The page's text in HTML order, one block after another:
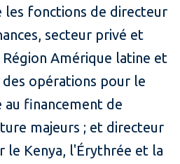
les fonctions de directeur
secteur privé et
Amérique latine et
opérations pour le
financement de
majeurs ; et directeur
le Kenya, l'Érythrée et la